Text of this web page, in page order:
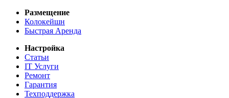
Размещение
Колокейшн
Быстрая Аренда
Настройка
Статьи
IT Услуги
Ремонт
Гарантия
Техподдержка